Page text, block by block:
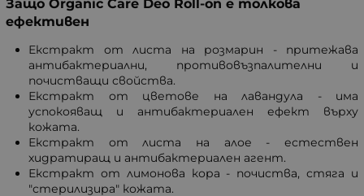
Защо Organic Care Deo Roll-on е толкова
ефективен
Екстракт от листа на розмарин - притежава
антибактериални, противовъзпалителни и
почистващи свойства.
Екстракт от цветове на лавандула - има
успокояващ и антибактериален ефект върху
кожата.
Екстракт от листа на алое - естествен
хидратиращ и антибактериален агент.
Екстракт от лимонова кора - почиства, стяга и
"стерилизира" кожата.